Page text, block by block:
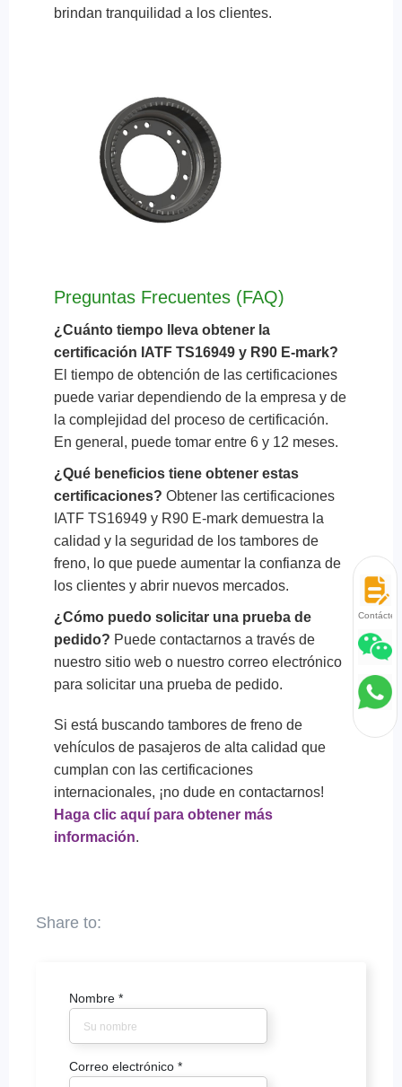
brindan tranquilidad a los clientes.
Preguntas Frecuentes (FAQ)
¿Cuánto tiempo lleva obtener la
certificación IATF TS16949 y R90 E-mark?
El tiempo de obtención de las certificaciones
puede variar dependiendo de la empresa y de
la complejidad del proceso de certificación.
En general, puede tomar entre 6 y 12 meses.
¿Qué beneficios tiene obtener estas
certificaciones? Obtener las certificaciones
IATF TS16949 y R90 E-mark demuestra la
calidad y la seguridad de los tambores de
freno, lo que puede aumentar la confianza de
los clientes y abrir nuevos mercados.
¿Cómo puedo solicitar una prueba de
pedido? Puede contactarnos a través de
nuestro sitio web o nuestro correo electrónico
para solicitar una prueba de pedido.
Si está buscando tambores de freno de
vehículos de pasajeros de alta calidad que
cumplan con las certificaciones
internacionales, ¡no dude en contactarnos!
Haga clic aquí para obtener más
información.
Nombre *
Correo electrónico *